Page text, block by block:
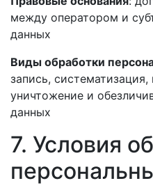
между оператором и
данных
Виды обработки
запись, систематизация,
уничтожение и
данных
7. Условия